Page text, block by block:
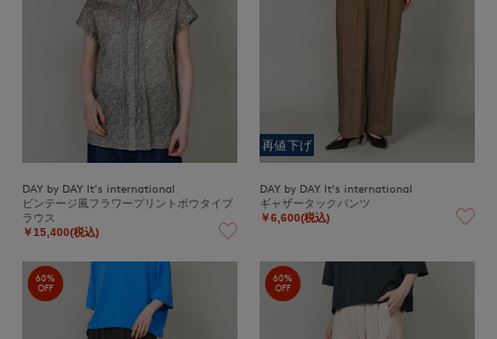
DAY by DAY It's international
ビンテージ風フラワープリントボウタイブ
ラウス
￥15,400(税込)
再値下げ
DAY by DAY It's international
ギャザータックパンツ
￥6,600(税込)
60%
OFF
60%
OFF